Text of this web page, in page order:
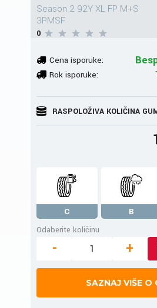
Season 2 92Y XL FP M+S
3PMSF
0
Cena isporuke:
Rok isporuke:
RASPOLOŽIVA KOLIČINA
C B
Odaberite količinu
- +
SAZNAJ VIŠE O